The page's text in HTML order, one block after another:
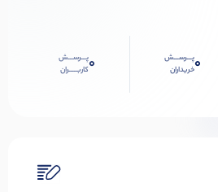
0پـــرســـش
خریداران
0پـــرســـش
کاربـــــران